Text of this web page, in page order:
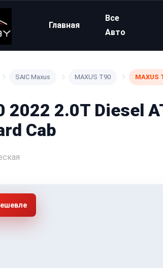
Главная
Все
Авто
SAIC Maxus MAXUS T90 MAXUS
2022 2.0T Diesel
Cab